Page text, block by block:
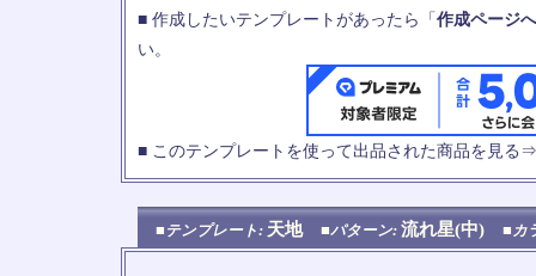
■ 作成したいテンプレートがあったら「 作成ページ
い。
■ このテンプレートを使って出品された商品を見る
■テンプレート: 天地 ■パターン: 流れ星(中) ■カ